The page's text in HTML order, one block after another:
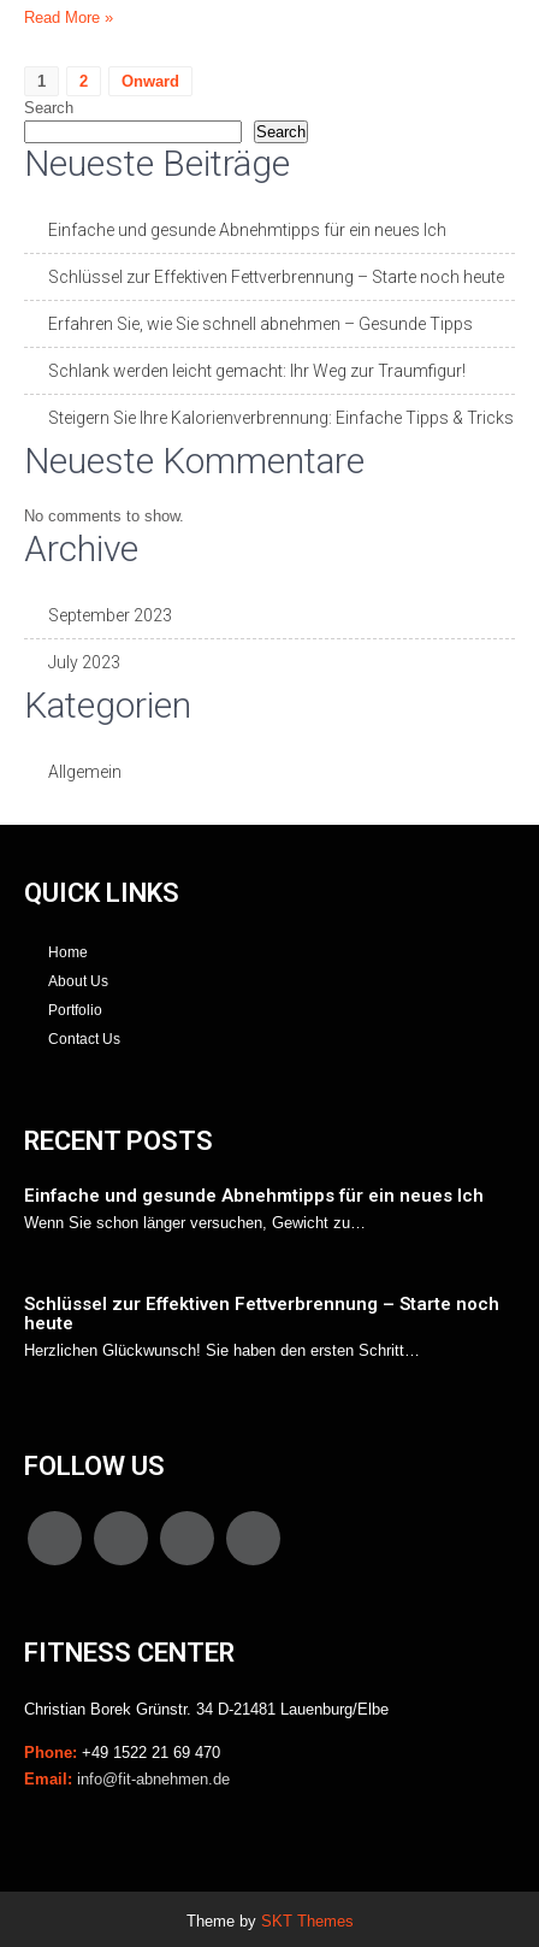
Read More »
Posts
pagination
1 2
Onward
Search
Search
Neueste Beiträge
Einfache und gesunde Abnehmtipps für ein neues Ich
Schlüssel zur Effektiven Fettverbrennung – Starte noch heute
Erfahren Sie, wie Sie schnell abnehmen – Gesunde Tipps
Schlank werden leicht gemacht: Ihr Weg zur Traumfigur!
Steigern Sie Ihre Kalorienverbrennung: Einfache Tipps & Tricks
Neueste Kommentare
No comments to show.
Archive
September 2023
July 2023
Kategorien
Allgemein
QUICK LINKS
Home
About Us
Portfolio
Contact Us
RECENT POSTS
Einfache und gesunde Abnehmtipps für ein neues Ich
Wenn Sie schon länger versuchen, Gewicht zu…
Schlüssel zur Effektiven Fettverbrennung – Starte noch
heute
Herzlichen Glückwunsch! Sie haben den ersten Schritt…
FOLLOW US
FITNESS CENTER
Christian Borek Grünstr. 34 D-21481 Lauenburg/Elbe
Phone: +49 1522 21 69 470
Email: info@fit-abnehmen.de
Theme by SKT Themes